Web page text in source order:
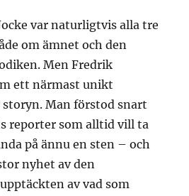
var naturligtvis alla tre
om ämnet och den
Men Fredrik
ett närmast unikt
Man förstod snart
reporter som alltid vill ta
på ännu en sten – och
nyhet av den
av vad som